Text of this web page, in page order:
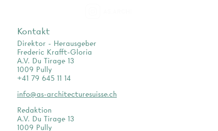
Kontakt
Direktor - Herausgeber
Frederic Krafft-Gloria
A.V. Du Tirage 13
1009 Pully
+41 79 645 11 14
info@as-architecturesuisse.ch
Redaktion
A.V. Du Tirage 13
1009 Pully